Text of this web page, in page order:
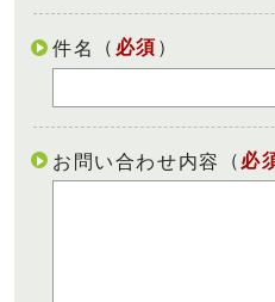
件名 （ 必須 ）
お問い合わせ内容 （ 必